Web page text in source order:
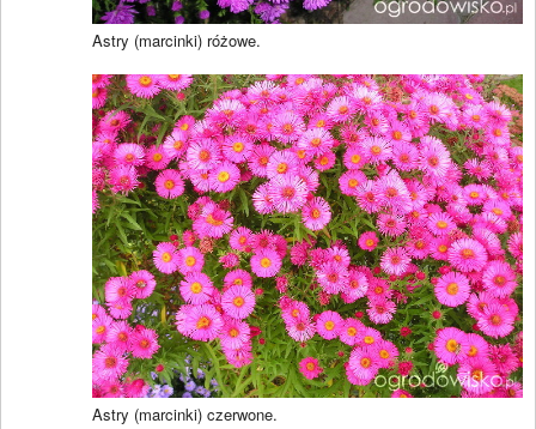
Astry (marcinki) różowe.
Astry (marcinki) czerwone.